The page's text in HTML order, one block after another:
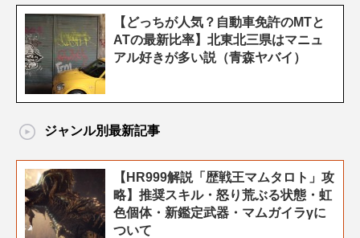
【どっちが人気？自動車免許のMTと
ATの最新比率】北東北三県はマニュ
アル好きが多い説（青森ヤバイ）
ジャンル別最新記事
【HR999解説「歴戦王マムタロト」攻
略】推奨スキル・怒り荒ぶる状態・虹
色個体・新鑑定武器・マムガイラγに
ついて